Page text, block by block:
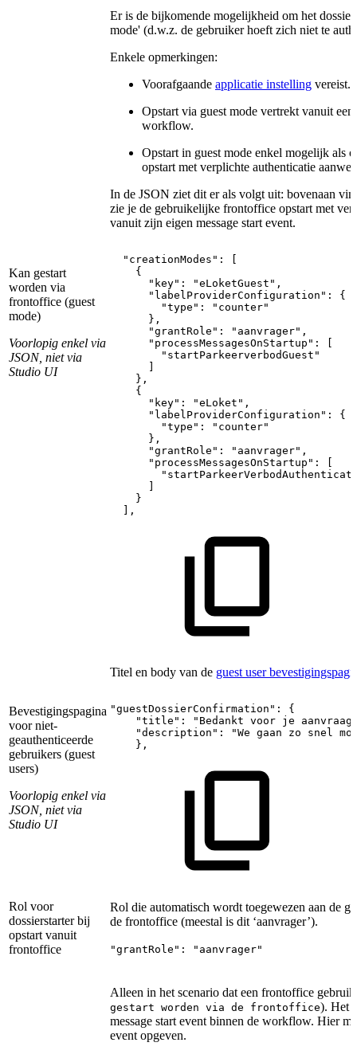
Kan gestart
worden via
frontoffice (guest
mode)
Voorlopig enkel via
JSON, niet via
Studio UI
Er is de bijkomende mogelijkheid om het dossier
mode' (d.w.z. de gebruiker hoeft zich niet te
Enkele opmerkingen:
Voorafgaande applicatie instelling vereist.
Opstart via guest mode vertrekt vanuit een
workflow.
Opstart in guest mode enkel mogelijk als
opstart met verplichte authenticatie
In de JSON ziet dit er als volgt uit: bovenaan
zie je de gebruikelijke frontoffice opstart met
vanuit zijn eigen message start event.
"creationModes":
{
"key":
"eLoketGuest",
"labelProviderConfiguration":
{
"type":
"counter"
},
"grantRole":
"aanvrager",
"processMessagesOnStartup":
"startParkeerverbodGuest"
},
{
"key":
"eLoket",
"labelProviderConfiguration":
{
"type":
"counter"
},
"grantRole":
"aanvrager",
"processMessagesOnStartup":
}
],
Bevestigingspagina
voor niet-
geauthenticeerde
gebruikers (guest
users)
Voorlopig enkel via
JSON, niet via
Studio UI
Titel en body van de guest user
"guestDossierConfirmation":
{
"title":
"Bedankt voor je
"description":
"We gaan zo snel
},
Rol voor
dossierstarter bij
opstart vanuit
frontoffice
Rol die automatisch wordt toegewezen aan de
de frontoffice (meestal is dit ‘aanvrager’).
"grantRole": "aanvrager"
Alleen in het scenario dat een frontoffice
gestart worden via de frontoffice). Het
message start event binnen de workflow. Hier
event opgeven.